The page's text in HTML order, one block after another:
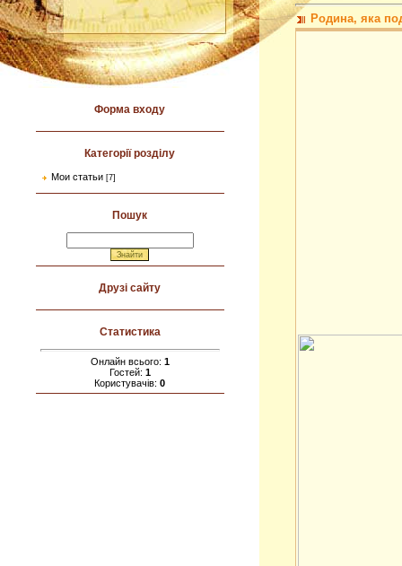
Форма входу
Категорії розділу
Мои статьи [7]
Пошук
Друзі сайту
Статистика
Онлайн всього: 1
Гостей: 1
Користувачів: 0
Родина, яка